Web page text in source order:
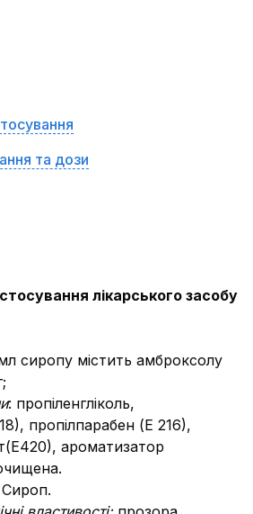
та дози
лікарського засобу
сиропу містить амброксолу
: пропіленгліколь,
пропілпарабен (Е 216),
ароматизатор
Сироп.